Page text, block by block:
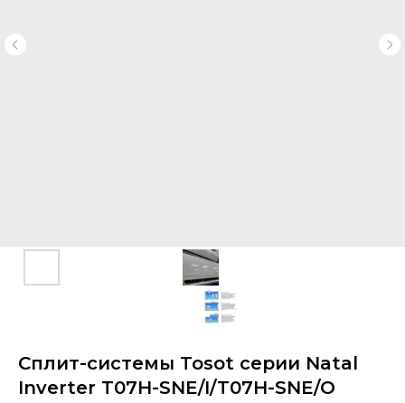
Сплит-системы Tosot серии Natal
Inverter T07H-SNE/I/T07H-SNE/O